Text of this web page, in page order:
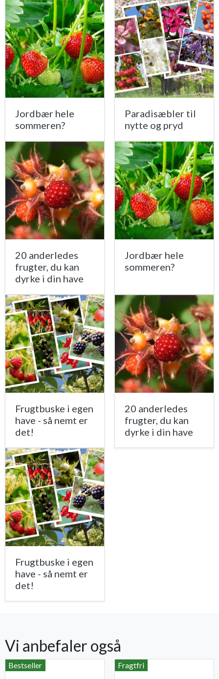
Jordbær hele
sommeren?
Paradisæbler til
nytte og pryd
20 anderledes
frugter, du kan
dyrke i din have
Jordbær hele
sommeren?
Frugtbuske i egen
have - så nemt er
det!
20 anderledes
frugter, du kan
dyrke i din have
Frugtbuske i egen
have - så nemt er
det!
Vi anbefaler også
Bestseller Fragtfri